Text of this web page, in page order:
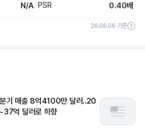
N/A PSR 0.40배
26.08.06 기준
기 매출 8억4100만 달러..20
억 달러로 하향